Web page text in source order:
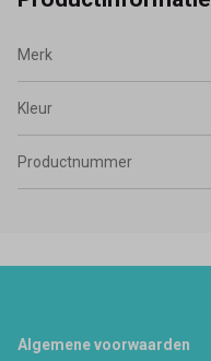
Merk
Kleur
Productnummer
Footer
Algemene voorwaarden